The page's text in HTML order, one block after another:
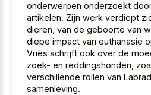
onderwerpen onderzoekt
artikelen. Zijn werk verdiept
dieren, van de geboorte van
diepe impact van euthanasie
Vries schrijft ook over de
zoek- en reddingshonden,
verschillende rollen van
samenleving.